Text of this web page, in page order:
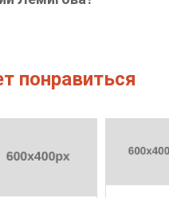
понравиться